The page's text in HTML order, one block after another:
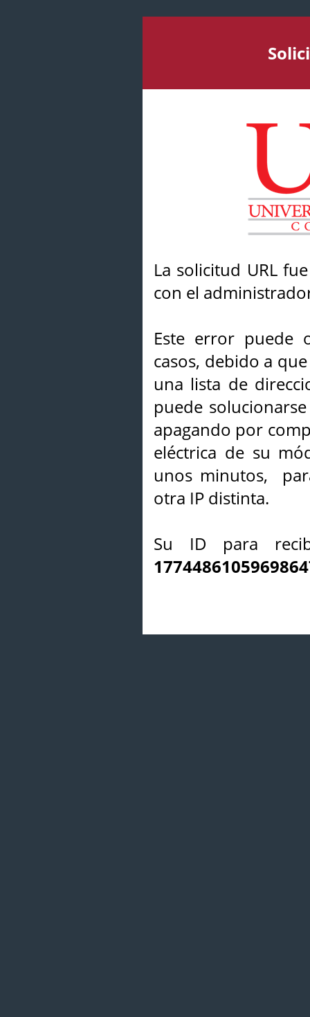
La solicitud URL
con el
Este error puede
casos, debido a
una lista de
puede
apagando por
eléctrica de su
unos minutos,
otra IP distinta.
Su ID para